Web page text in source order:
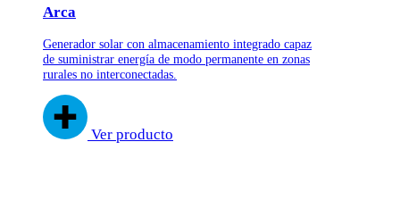
Arca
Generador solar con almacenamiento integrado capaz
de suministrar energía de modo permanente en zonas
rurales no interconectadas.
Ver producto